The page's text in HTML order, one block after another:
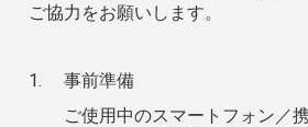
ご協力をお願いします。
事前準備
ご使用中のスマートフォン／